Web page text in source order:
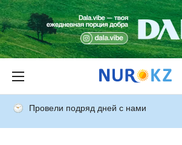
Провели подряд дней с нами